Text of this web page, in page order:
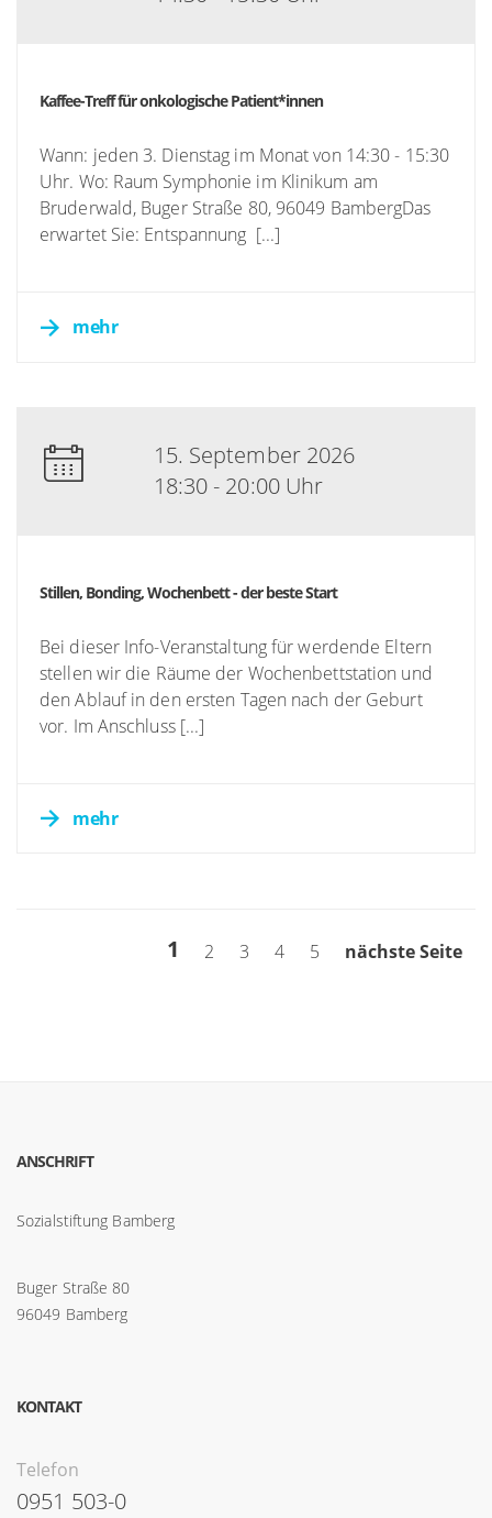
Kaffee-Treff für onkologische Patient*innen
Wann: jeden 3. Dienstag im Monat von 14:30 - 15:30
Uhr. Wo: Raum Symphonie im Klinikum am
Bruderwald, Buger Straße 80, 96049 BambergDas
erwartet Sie: Entspannung [...]
mehr
15. September 2026
18:30 - 20:00 Uhr
Stillen, Bonding, Wochenbett - der beste Start
Bei dieser Info-Veranstaltung für werdende Eltern
stellen wir die Räume der Wochenbettstation und
den Ablauf in den ersten Tagen nach der Geburt
vor. Im Anschluss [...]
mehr
1 2 3 4 5 nächste Seite
ANSCHRIFT
Sozialstiftung Bamberg
Buger Straße 80
96049 Bamberg
KONTAKT
Telefon
0951 503-0